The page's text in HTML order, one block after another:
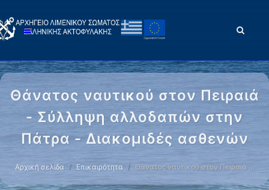
Θάνατος ναυτικού στον Πειραιά
- Σύλληψη αλλοδαπών στην
Πάτρα - Διακομιδές ασθενών
Αρχική σελίδα Επικαιρότητα Θάνατος ναυτικού στον Πειραιά …